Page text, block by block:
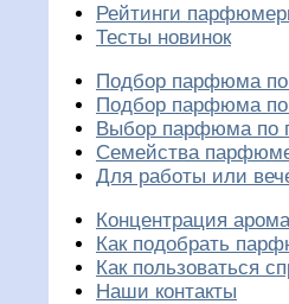
Рейтинги
Тесты новинок
Подбор парфюма по
Подбор парфюма
Выбор парфюма по
Семейства
Для работы или
Концентрация
Как подобрать
Как пользоваться
Наши контакты